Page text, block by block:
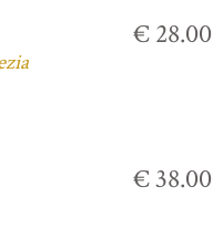
€ 28.00
€ 38.00